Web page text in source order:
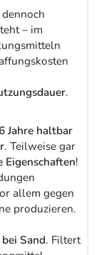
– im
.
Jahre haltbar
. Teilweise gar
Eigenschaften!
allem gegen
produzieren.
Sand. Filtert